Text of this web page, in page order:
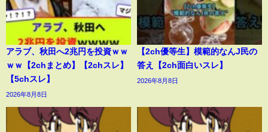
アラブ、秋田へ2兆円を投資ｗｗ
ｗｗ【2chまとめ】【2chスレ】
【5chスレ】
2026年8月8日
【2ch優等生】模範的なんJ民の
答え【2ch面白いスレ】
2026年8月8日